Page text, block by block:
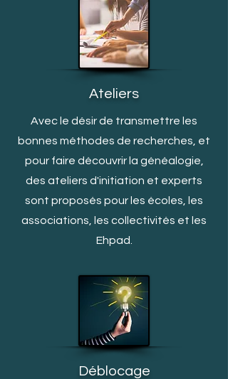
Ateliers
Avec le désir de transmettre les
bonnes méthodes de recherches, et
pour faire découvrir la généalogie,
des ateliers d'initiation et experts
sont proposés pour les écoles, les
associations, les collectivités et les
Ehpad.
Déblocage